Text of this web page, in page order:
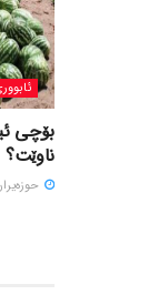
بۆچی
ناوێت؟
حوزه‌یران 3,